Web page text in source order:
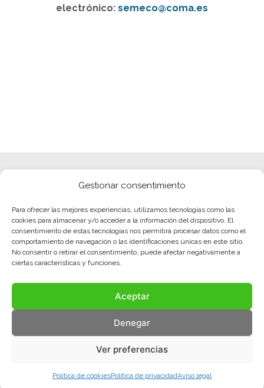
Gestionar consentimiento
Para ofrecer las mejores experiencias, utilizamos tecnologías como las
cookies para almacenar y/o acceder a la información del dispositivo. El
consentimiento de estas tecnologías nos permitirá procesar datos como el
comportamiento de navegación o las identificaciones únicas en este sitio.
No consentir o retirar el consentimiento, puede afectar negativamente a
ciertas características y funciones.
Aceptar
Denegar
Ver preferencias
Política de cookiesPolítica de privacidadAviso legal
electrónico: semeco@coma.es